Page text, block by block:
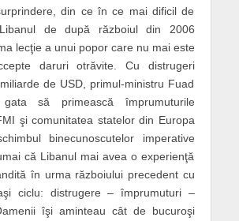
din ce în ce mai dificil de
de după războiul din 2006
lecţie a unui popor care nu mai este
daruri otrăvite. Cu distrugeri
de USD, primul-ministru Fuad
să primească împrumuturile
şi comunitatea statelor din Europa
binecunoscutelor imperative
că Libanul mai avea o experienţă
în urma războiului precedent cu
ciclu: distrugere – împrumuturi –
îşi aminteau cât de bucuroşi